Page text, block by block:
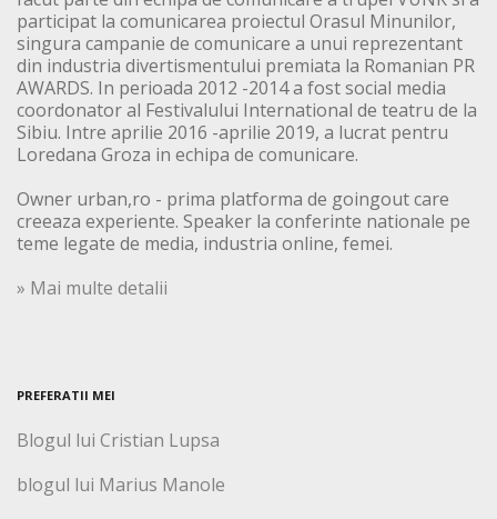
participat la comunicarea proiectul Orasul Minunilor,
singura campanie de comunicare a unui reprezentant
din industria divertismentului premiata la Romanian PR
AWARDS. In perioada 2012 -2014 a fost social media
coordonator al Festivalului International de teatru de la
Sibiu. Intre aprilie 2016 -aprilie 2019, a lucrat pentru
Loredana Groza in echipa de comunicare.
Owner urban,ro - prima platforma de goingout care
creeaza experiente. Speaker la conferinte nationale pe
teme legate de media, industria online, femei.
» Mai multe detalii
PREFERATII MEI
Blogul lui Cristian Lupsa
blogul lui Marius Manole